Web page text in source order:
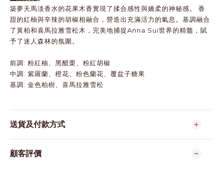
築夢天馬淡香水的花果木香實現了揉合感性與嬌柔的神秘感。 香
甜的紅柚與辛辣的胡椒相融合，營造出充滿活力的氣息。基調融合
了黃柏和喜馬拉雅雪松木，完美地捕捉Anna Sui世界的精髓，賦
予了迷人森林的氛圍。
前調: 粉紅柚、黑醋栗、粉紅胡椒
中調: 紫羅蘭、橙花、粉色蘭花、覆盆子糖果
基調: 金色柏樹、喜馬拉雅雪松
送貨及付款方式
顧客評價